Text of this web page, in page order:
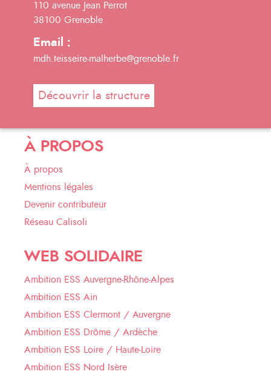
110 avenue Jean Perrot
38100 Grenoble
Email :
mdh.teisseire-malherbe@grenoble.fr
Découvrir la structure
À PROPOS
À propos
Mentions légales
Devenir contributeur
Réseau Calisoli
WEB SOLIDAIRE
Ambition ESS Auvergne-Rhône-Alpes
Ambition ESS Ain
Ambition ESS Clermont / Auvergne
Ambition ESS Drôme / Ardèche
Ambition ESS Loire / Haute-Loire
Ambition ESS Nord Isère